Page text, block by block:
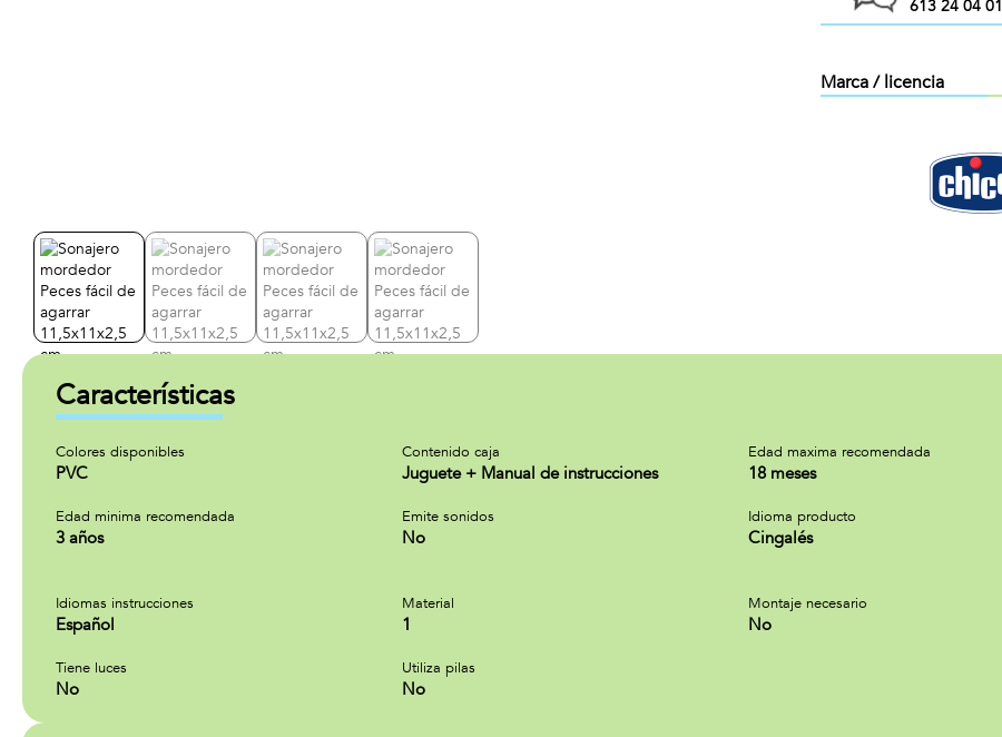
613 24 04 01
Marca / licencia
Características
Colores disponibles
PVC
Contenido caja
Juguete + Manual de instrucciones
Edad maxima recomendada
18 meses
Edad minima recomendada
3 años
Emite sonidos
No
Idioma producto
Cingalés
Idiomas instrucciones
Español
Material
1
Montaje necesario
No
Tiene luces
No
Utiliza pilas
No